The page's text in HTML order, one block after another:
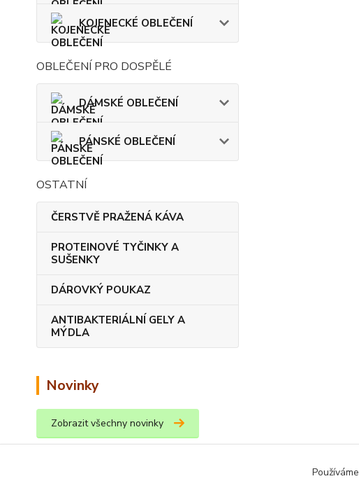
KOJENECKÉ OBLEČENÍ
OBLEČENÍ PRO DOSPĚLÉ
DÁMSKÉ OBLEČENÍ
PÁNSKÉ OBLEČENÍ
OSTATNÍ
ČERSTVĚ PRAŽENÁ KÁVA
PROTEINOVÉ TYČINKY A
SUŠENKY
DÁROVKÝ POUKAZ
ANTIBAKTERIÁLNÍ GELY A
MÝDLA
Novinky
Zobrazit všechny novinky